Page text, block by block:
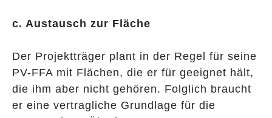
c. Austausch zur Fläche
Der Projektträger plant in der Regel für seine
PV-FFA mit Flächen, die er für geeignet hält,
die ihm aber nicht gehören. Folglich braucht
er eine vertragliche Grundlage für die